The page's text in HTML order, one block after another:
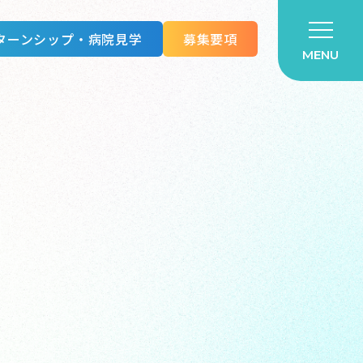
ーンシップ・病院見学 募集要項
MENU